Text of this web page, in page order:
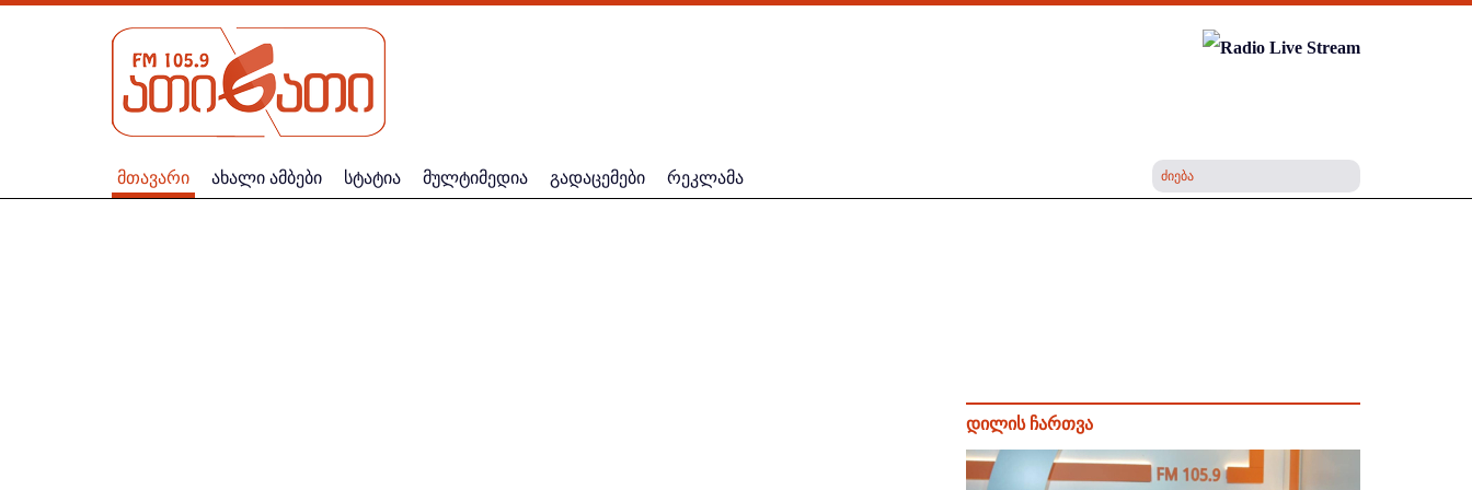
მთავარი ახალი ამბები სტატია მულტიმედია გადაცემები რეკლამა
დილის ჩართვა